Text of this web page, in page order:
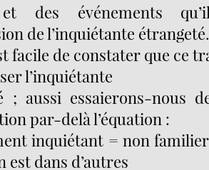
et des événements
de l’inquiétante
facile de constater que ce
l’inquiétante
; aussi essaierons-nous
par-delà l’équation :
inquiétant = non
est dans d’autres